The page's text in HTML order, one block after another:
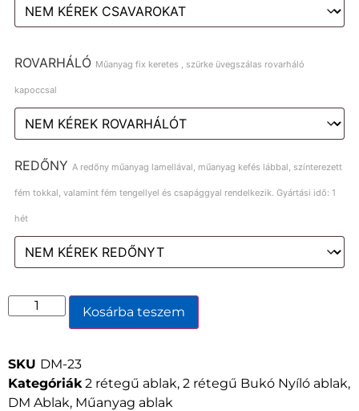
ROVARHÁLÓ Műanyag fix keretes , szürke üvegszálas rovarháló
kapoccsal
REDŐNY A redőny műanyag lamellával, műanyag kefés lábbal, színterezett
fém tokkal, valamint fém tengellyel és csapággyal rendelkezik. Gyártási idő: 1
hét
Kosárba teszem
SKU DM-23
Kategóriák 2 rétegű ablak, 2 rétegű Bukó Nyíló ablak,
DM Ablak, Műanyag ablak